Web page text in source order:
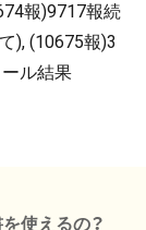
報)9717報続
), (10675報)3
ル結果
使えるの？